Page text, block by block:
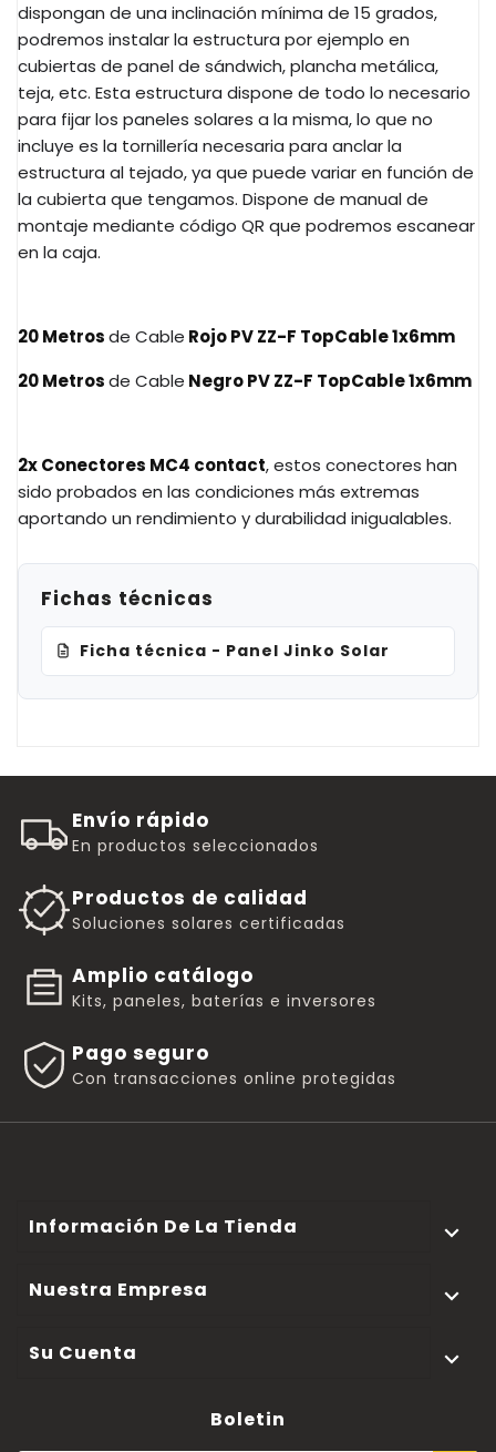
dispongan de una inclinación mínima de 15 grados,
podremos instalar la estructura por ejemplo en
cubiertas de panel de sándwich, plancha metálica,
teja, etc. Esta estructura dispone de todo lo necesario
para fijar los paneles solares a la misma, lo que no
incluye es la tornillería necesaria para anclar la
estructura al tejado, ya que puede variar en función de
la cubierta que tengamos. Dispone de manual de
montaje mediante código QR que podremos escanear
en la caja.
20 Metrosde Cable Rojo PV ZZ-F TopCable 1x6mm
20 Metrosde Cable Negro PV ZZ-F TopCable 1x6mm
2x Conectores MC4 contact, estos conectores han
sido probados en las condiciones más extremas
aportando un rendimiento y durabilidad inigualables.
Fichas técnicas
Ficha técnica - Panel Jinko Solar
Envío rápido
En productos seleccionados
Productos de calidad
Soluciones solares certificadas
Amplio catálogo
Kits, paneles, baterías e inversores
Pago seguro
Con transacciones online protegidas
Información De La Tienda 
Nuestra Empresa 
Su Cuenta 
Boletin